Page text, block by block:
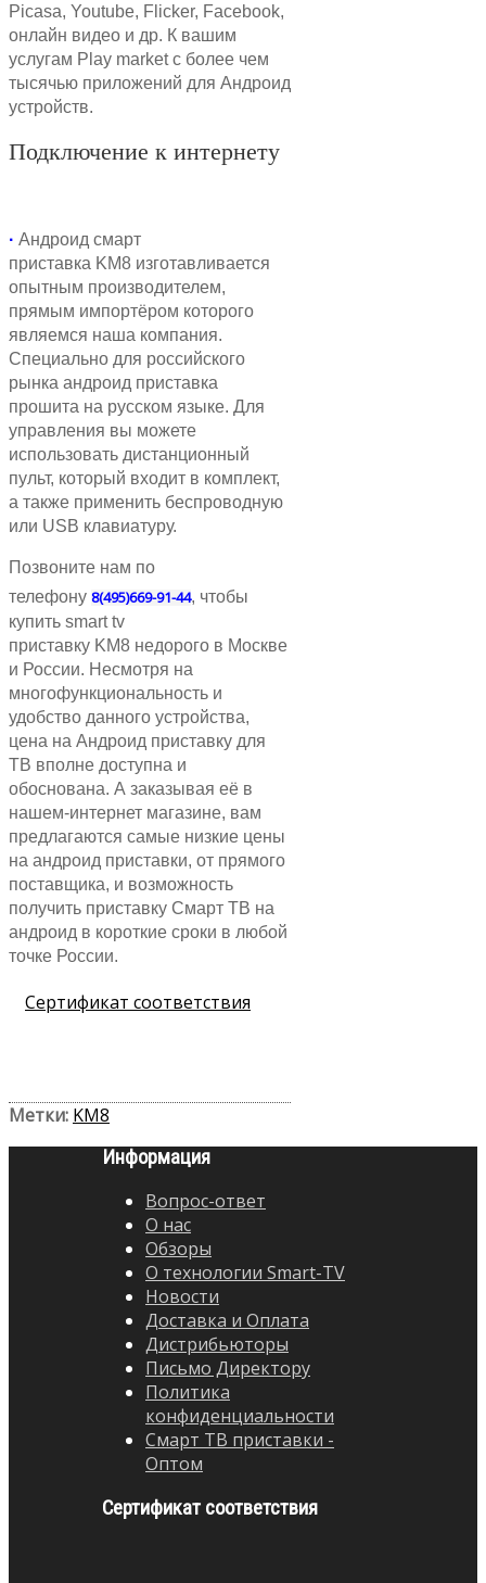
Picasa, Youtube, Flicker, Facebook,
онлайн видео и др. К вашим
услугам Play market с более чем
тысячью приложений для Андроид
устройств.
Подключение к интернету
· Андроид смарт
приставка KM8 изготавливается
опытным производителем,
прямым импортёром которого
являемся наша компания.
Специально для российского
рынка андроид приставка
прошита на русском языке. Для
управления вы можете
использовать дистанционный
пульт, который входит в комплект,
а также применить беспроводную
или USB клавиатуру.
Позвоните нам по
телефону 8(495)669-91-44, чтобы
купить smart tv
приставку KM8 недорого в Москве
и России. Несмотря на
многофункциональность и
удобство данного устройства,
цена на Андроид приставку для
ТВ вполне доступна и
обоснована. А заказывая её в
нашем-интернет магазине, вам
предлагаются самые низкие цены
на андроид приставки, от прямого
поставщика, и возможность
получить приставку Смарт ТВ на
андроид в короткие сроки в любой
точке России.
Сертификат соответствия
Метки: KM8
Информация
Вопрос-ответ
О нас
Обзоры
О технологии Smart-TV
Новости
Доставка и Оплата
Дистрибьюторы
Письмо Директору
Политика
конфиденциальности
Смарт ТВ приставки -
Оптом
Сертификат соответствия